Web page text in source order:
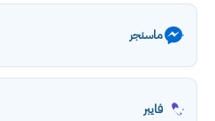
ماسنجر
فايبر